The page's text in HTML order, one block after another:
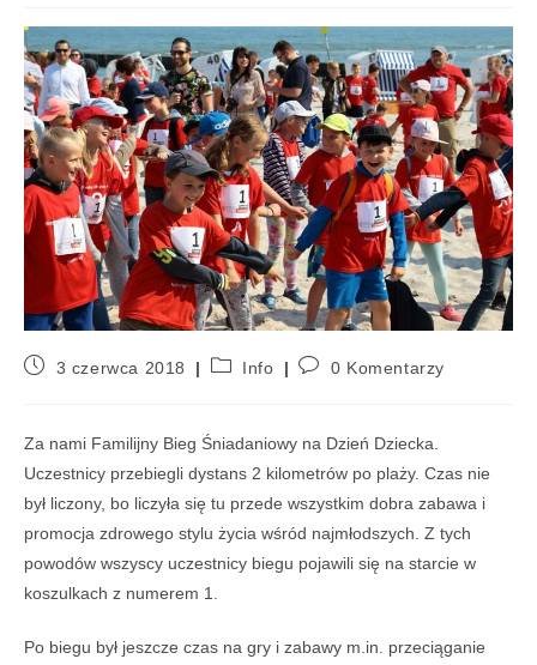
3 czerwca 2018 Info 0 Komentarzy
Za nami Familijny Bieg Śniadaniowy na Dzień Dziecka.
Uczestnicy przebiegli dystans 2 kilometrów po plaży. Czas nie
był liczony, bo liczyła się tu przede wszystkim dobra zabawa i
promocja zdrowego stylu życia wśród najmłodszych. Z tych
powodów wszyscy uczestnicy biegu pojawili się na starcie w
koszulkach z numerem 1.
Po biegu był jeszcze czas na gry i zabawy m.in. przeciąganie